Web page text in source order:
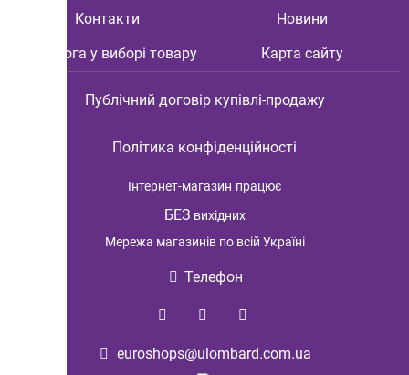
Контакти
Новини
Допомога у виборі товару
Карта сайту
Публічний договір купівлі-продажу
Політика конфіденційності
Інтернет-магазин працює
БЕЗ вихідних
Мережа магазинів по всій Україні
Телефон
euroshops@ulombard.com.ua